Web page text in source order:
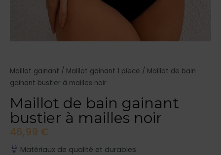
Maillot gainant / Maillot gainant 1 piece / Maillot de bain
gainant bustier à mailles noir
Maillot de bain gainant
bustier à mailles noir
46,99 €
Matériaux de qualité et durables